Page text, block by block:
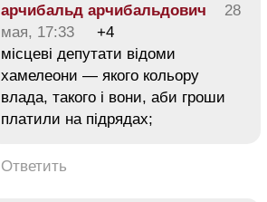
арчибальд арчибальдович
28
мая, 17:33
+4
місцеві депутати відоми
хамелеони — якого кольору
влада, такого і вони, аби гроши
платили на підрядах;
Ответить